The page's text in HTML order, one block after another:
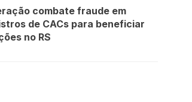
combate fraude em
de CACs para beneficiar
no RS